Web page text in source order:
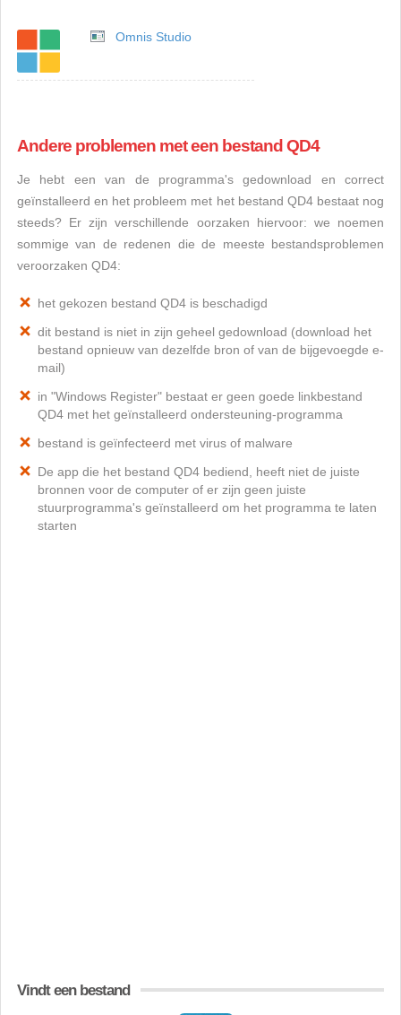
Omnis Studio
Andere problemen met een bestand QD4
Je hebt een van de programma's gedownload en correct
geïnstalleerd en het probleem met het bestand QD4 bestaat nog
steeds? Er zijn verschillende oorzaken hiervoor: we noemen
sommige van de redenen die de meeste bestandsproblemen
veroorzaken QD4:
het gekozen bestand QD4 is beschadigd
dit bestand is niet in zijn geheel gedownload (download het
bestand opnieuw van dezelfde bron of van de bijgevoegde e-
mail)
in "Windows Register" bestaat er geen goede linkbestand
QD4 met het geïnstalleerd ondersteuning-programma
bestand is geïnfecteerd met virus of malware
De app die het bestand QD4 bediend, heeft niet de juiste
bronnen voor de computer of er zijn geen juiste
stuurprogramma's geïnstalleerd om het programma te laten
starten
Vindt een bestand